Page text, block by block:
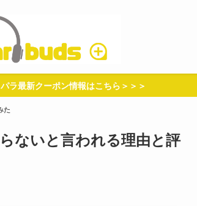
ラ最新クーポン情報はこちら＞＞＞
た
ないと言われる理由と評